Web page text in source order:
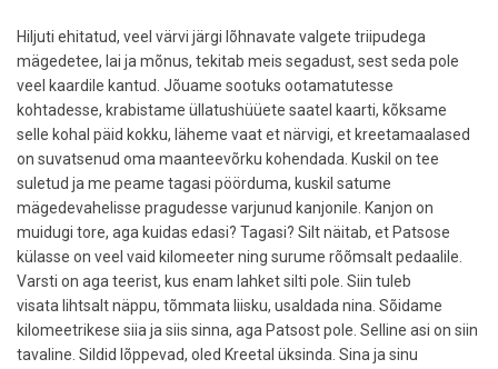
Hiljuti ehitatud, veel värvi järgi lõhnavate valgete triipudega
mägedetee, lai ja mõnus, tekitab meis segadust, sest seda pole
veel kaardile kantud. Jõuame sootuks ootamatutesse
kohtadesse, krabistame üllatushüüete saatel kaarti, kõksame
selle kohal päid kokku, läheme vaat et närvigi, et kreetamaalased
on suvatsenud oma maanteevõrku kohendada. Kuskil on tee
suletud ja me peame tagasi pöörduma, kuskil satume
mägedevahelisse pragudesse varjunud kanjonile. Kanjon on
muidugi tore, aga kuidas edasi? Tagasi? Silt näitab, et Patsose
külasse on veel vaid kilomeeter ning surume rõõmsalt pedaalile.
Varsti on aga teerist, kus enam lahket silti pole. Siin tuleb
visata lihtsalt näppu, tõmmata liisku, usaldada nina. Sõidame
kilomeetrikese siia ja siis sinna, aga Patsost pole. Selline asi on siin
tavaline. Sildid lõppevad, oled Kreetal üksinda. Sina ja sinu